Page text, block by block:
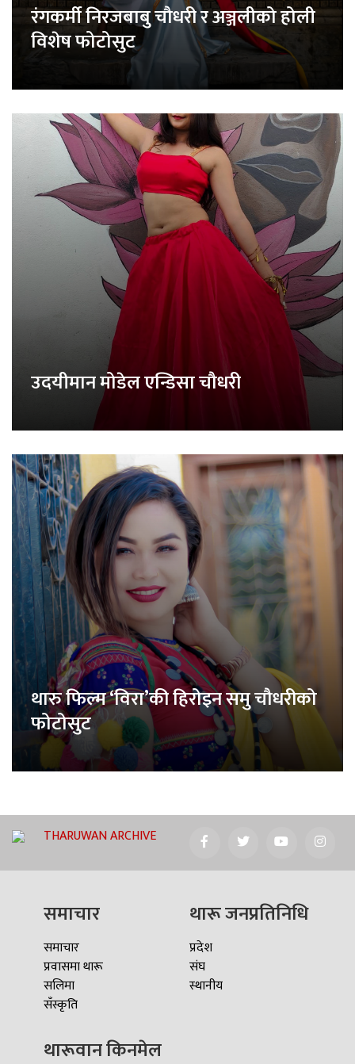
रंगकर्मी निरजबाबु चौधरी र अञ्जलीको होली
विशेष फोटोसुट
उदयीमान मोडेल एन्डिसा चौधरी
थारु फिल्म ‘विरा’की हिरोइन समु चौधरीको
फोटोसुट
THARUWAN ARCHIVE
समाचार
समाचार
प्रवासमा थारू
सलिमा
सँस्कृति
थारू जनप्रतिनिधि
प्रदेश
संघ
स्थानीय
थारूवान किनमेल